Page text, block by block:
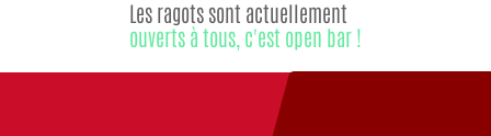
Les ragots sont actuellement
ouverts à tous, c'est open bar !